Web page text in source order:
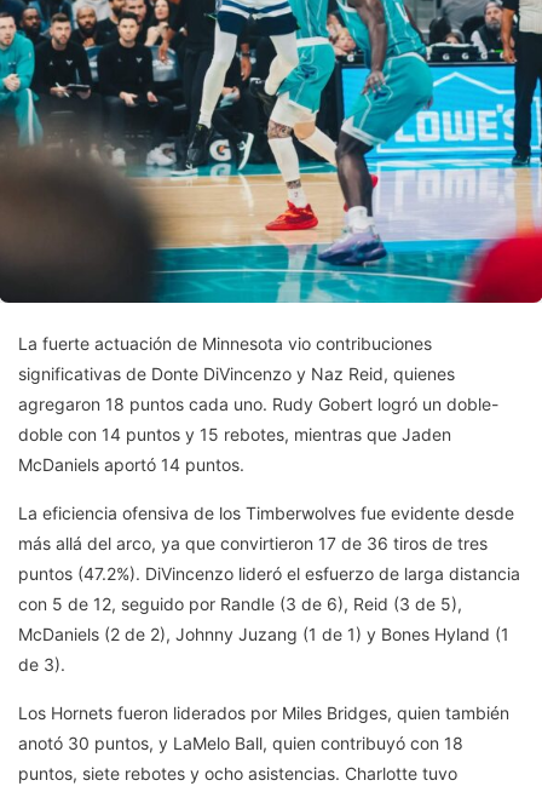
La fuerte actuación de Minnesota vio contribuciones
significativas de Donte DiVincenzo y Naz Reid, quienes
agregaron 18 puntos cada uno. Rudy Gobert logró un doble-
doble con 14 puntos y 15 rebotes, mientras que Jaden
McDaniels aportó 14 puntos.
La eficiencia ofensiva de los Timberwolves fue evidente desde
más allá del arco, ya que convirtieron 17 de 36 tiros de tres
puntos (47.2%). DiVincenzo lideró el esfuerzo de larga distancia
con 5 de 12, seguido por Randle (3 de 6), Reid (3 de 5),
McDaniels (2 de 2), Johnny Juzang (1 de 1) y Bones Hyland (1
de 3).
Los Hornets fueron liderados por Miles Bridges, quien también
anotó 30 puntos, y LaMelo Ball, quien contribuyó con 18
puntos, siete rebotes y ocho asistencias. Charlotte tuvo